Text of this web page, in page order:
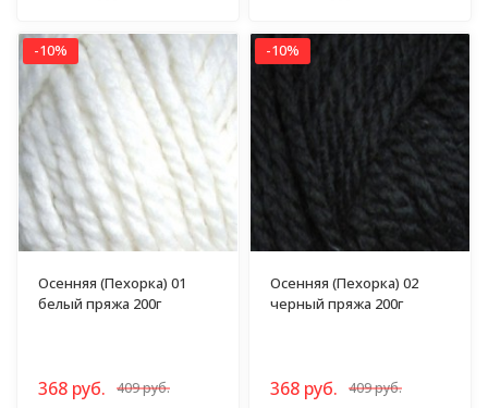
-10%
Осенняя (Пехорка) 01
белый пряжа 200г
368 руб. 409 руб.
-10%
Осенняя (Пехорка) 02
черный пряжа 200г
368 руб. 409 руб.